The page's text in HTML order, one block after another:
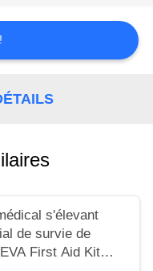
s'élevant
de survie de
First Aid Kit